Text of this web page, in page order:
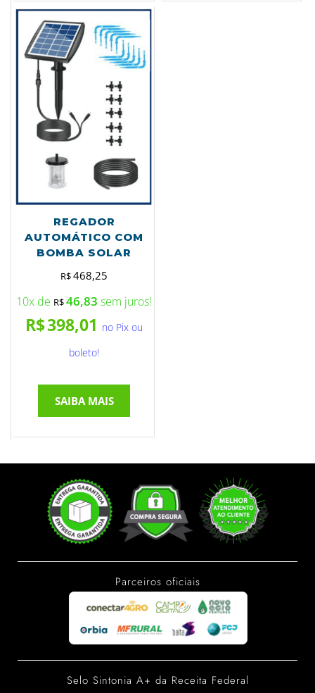
REGADOR
AUTOMÁTICO COM
BOMBA SOLAR
R$468,25
10x de R$46,83 sem juros!
R$398,01 no Pix ou
boleto!
SAIBA MAIS
Parceiros oficiais
Selo Sintonia A+ da Receita Federal